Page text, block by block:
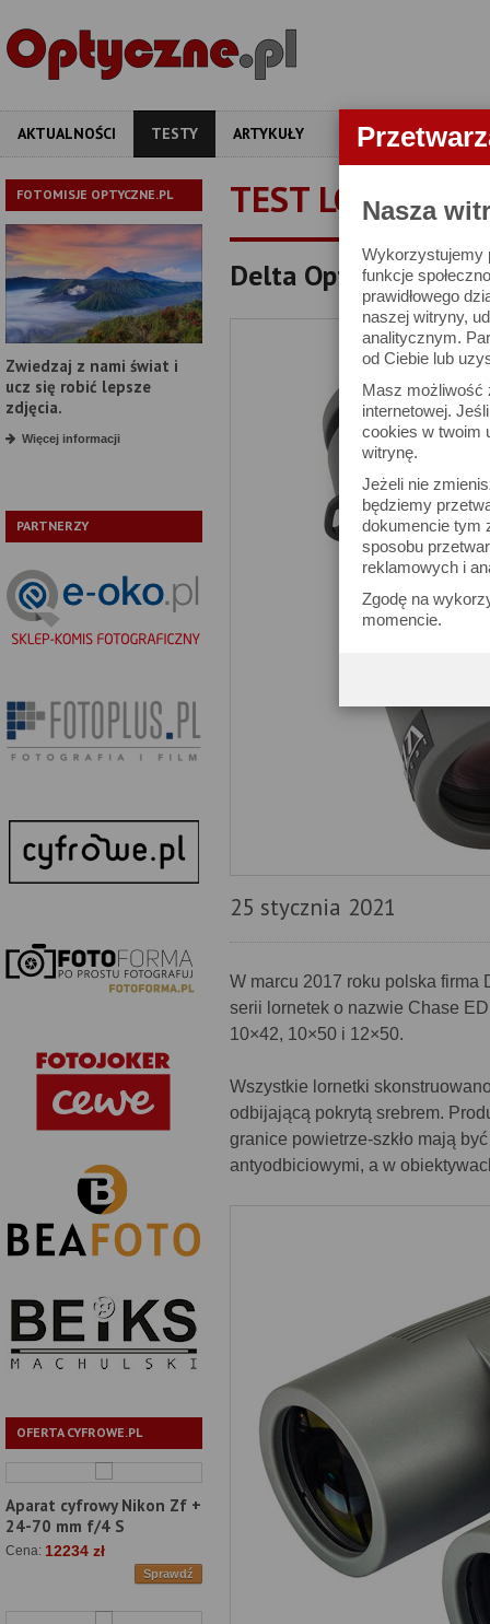
Nasza
Wykorzystujemy
funkcje
prawidłowego
naszej witryny,
analitycznym.
od Ciebie lub
Masz możliwość
internetowej.
cookies w twoim
witrynę.
Jeżeli nie
będziemy
dokumencie tym
sposobu
reklamowych i
Zgodę na
momencie.
AKTUALNOŚCI TESTY ARTYKUŁY APARATY
FOTOMISJE OPTYCZNE.PL
Zwiedzaj z nami świat i
ucz się robić lepsze
zdjęcia.
Więcej informacji
PARTNERZY
OFERTA CYFROWE.PL
Aparat cyfrowy Nikon Zf +
24-70 mm f/4 S
Cena: 12234 zł
Sprawdź
TEST LORNETKI
Delta Optical Chase
25 stycznia 2021
W marcu 2017 roku polska firma
serii lornetek o nazwie Chase
10×42, 10×50 i 12×50.
Wszystkie lornetki
odbijającą pokrytą srebrem.
granice powietrze-szkło mają
antyodbiciowymi, a w